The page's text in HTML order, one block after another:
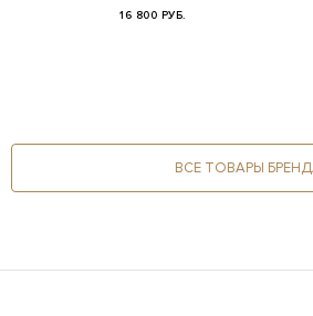
16 800 РУБ.
ВСЕ ТОВАРЫ БРЕНДА